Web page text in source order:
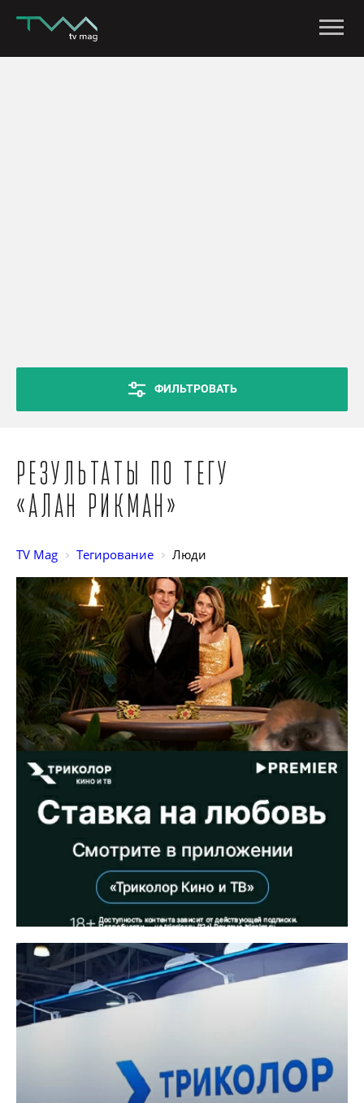
ФИЛЬТРОВАТЬ
Результаты по тегу
«Алан Рикман»
TV Mag Тегирование Люди